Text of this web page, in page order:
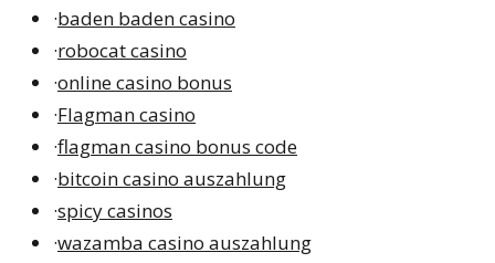
·baden baden casino
·robocat casino
·online casino bonus
·Flagman casino
·flagman casino bonus code
·bitcoin casino auszahlung
·spicy casinos
·wazamba casino auszahlung